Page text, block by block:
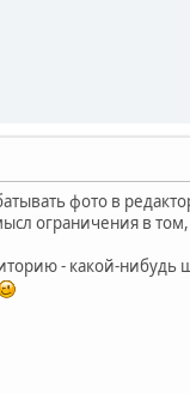
фото в
ограничения в
- какой-